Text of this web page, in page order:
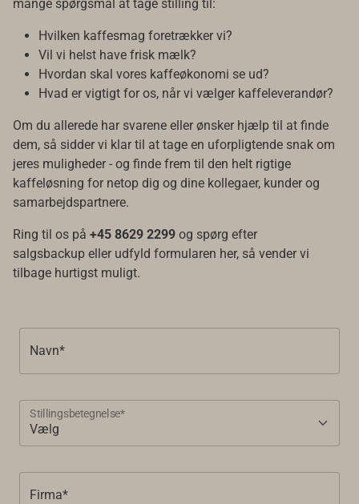
mange spørgsmål at tage stilling til:
Hvilken kaffesmag foretrækker vi?
Vil vi helst have frisk mælk?
Hvordan skal vores kaffeøkonomi se ud?
Hvad er vigtigt for os, når vi vælger kaffeleverandør?
Om du allerede har svarene eller ønsker hjælp til at finde
dem, så sidder vi klar til at tage en uforpligtende snak om
jeres muligheder - og finde frem til den helt rigtige
kaffeløsning for netop dig og dine kollegaer, kunder og
samarbejdspartnere.
Ring til os på +45 8629 2299 og spørg efter
salgsbackup eller udfyld formularen her, så vender vi
tilbage hurtigst muligt.
Navn*
Stillingsbetegnelse*
Firma*